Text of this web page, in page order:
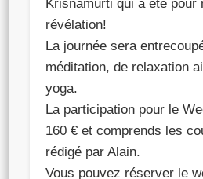
Krisnamurti qui a été pour
révélation!
La journée sera
méditation, de relaxation
yoga.
La participation pour le
160 € et comprends les
rédigé par Alain.
Vous pouvez réserver le